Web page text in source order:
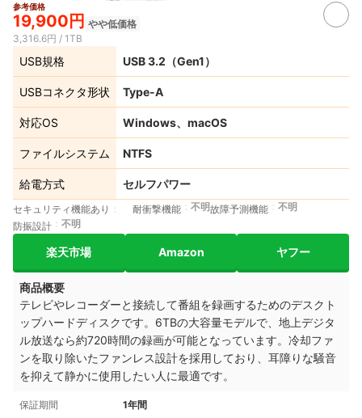
参考価格
19,900円 やや低価格
3,316.6円 / 1TB
USB規格 USB 3.2（Gen1）
USBコネクタ形状 Type-A
対応OS Windows、macOS
ファイルシステム NTFS
給電方式 セルフパワー
セキュリティ機能あり 耐衝撃機能 不明故障予測機能
不明
防振設計
不明
楽天市場 Amazon ヤフー
商品概要
テレビやレコーダーと接続して番組を録画するためのデスクト
ップハードディスクです。6TBの大容量モデルで、地上デジタ
ル放送なら約720時間の録画が可能となっています。冷却ファ
ンを取り除いたファンレス設計を採用しており、耳障りな騒音
を抑えて静かに使用したい人に最適です。
保証期間 1年間